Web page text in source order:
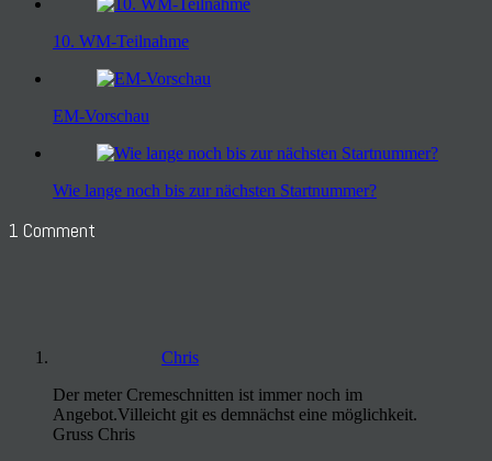
10. WM-Teilnahme
EM-Vorschau
Wie lange noch bis zur nächsten Startnummer?
1 Comment
Chris
Der meter Cremeschnitten ist immer noch im
Angebot.Villeicht git es demnächst eine möglichkeit.
Gruss Chris